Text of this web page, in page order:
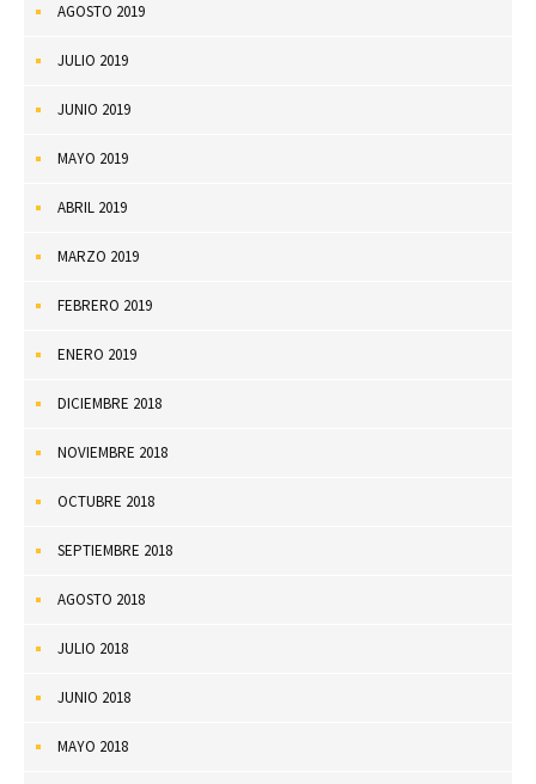
AGOSTO 2019
JULIO 2019
JUNIO 2019
MAYO 2019
ABRIL 2019
MARZO 2019
FEBRERO 2019
ENERO 2019
DICIEMBRE 2018
NOVIEMBRE 2018
OCTUBRE 2018
SEPTIEMBRE 2018
AGOSTO 2018
JULIO 2018
JUNIO 2018
MAYO 2018